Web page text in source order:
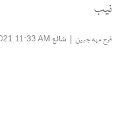
نیب
فرح مہہ جبین | شائع 11:33 AM